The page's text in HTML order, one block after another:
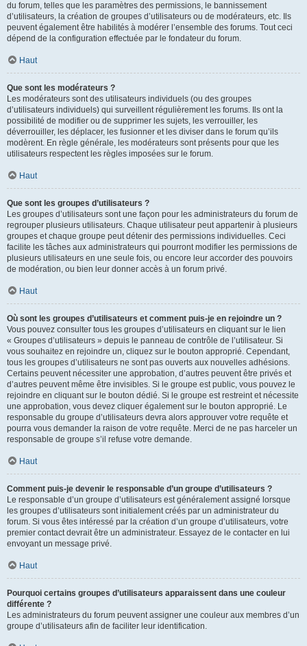
du forum, telles que les paramètres des permissions, le bannissement
d’utilisateurs, la création de groupes d’utilisateurs ou de modérateurs, etc. Ils
peuvent également être habilités à modérer l’ensemble des forums. Tout ceci
dépend de la configuration effectuée par le fondateur du forum.
Haut
Que sont les modérateurs ?
Les modérateurs sont des utilisateurs individuels (ou des groupes
d’utilisateurs individuels) qui surveillent régulièrement les forums. Ils ont la
possibilité de modifier ou de supprimer les sujets, les verrouiller, les
déverrouiller, les déplacer, les fusionner et les diviser dans le forum qu’ils
modèrent. En règle générale, les modérateurs sont présents pour que les
utilisateurs respectent les règles imposées sur le forum.
Haut
Que sont les groupes d’utilisateurs ?
Les groupes d’utilisateurs sont une façon pour les administrateurs du forum de
regrouper plusieurs utilisateurs. Chaque utilisateur peut appartenir à plusieurs
groupes et chaque groupe peut détenir des permissions individuelles. Ceci
facilite les tâches aux administrateurs qui pourront modifier les permissions de
plusieurs utilisateurs en une seule fois, ou encore leur accorder des pouvoirs
de modération, ou bien leur donner accès à un forum privé.
Haut
Où sont les groupes d’utilisateurs et comment puis-je en rejoindre un ?
Vous pouvez consulter tous les groupes d’utilisateurs en cliquant sur le lien
« Groupes d’utilisateurs » depuis le panneau de contrôle de l’utilisateur. Si
vous souhaitez en rejoindre un, cliquez sur le bouton approprié. Cependant,
tous les groupes d’utilisateurs ne sont pas ouverts aux nouvelles adhésions.
Certains peuvent nécessiter une approbation, d’autres peuvent être privés et
d’autres peuvent même être invisibles. Si le groupe est public, vous pouvez le
rejoindre en cliquant sur le bouton dédié. Si le groupe est restreint et nécessite
une approbation, vous devez cliquer également sur le bouton approprié. Le
responsable du groupe d’utilisateurs devra alors approuver votre requête et
pourra vous demander la raison de votre requête. Merci de ne pas harceler un
responsable de groupe s’il refuse votre demande.
Haut
Comment puis-je devenir le responsable d’un groupe d’utilisateurs ?
Le responsable d’un groupe d’utilisateurs est généralement assigné lorsque
les groupes d’utilisateurs sont initialement créés par un administrateur du
forum. Si vous êtes intéressé par la création d’un groupe d’utilisateurs, votre
premier contact devrait être un administrateur. Essayez de le contacter en lui
envoyant un message privé.
Haut
Pourquoi certains groupes d’utilisateurs apparaissent dans une couleur
différente ?
Les administrateurs du forum peuvent assigner une couleur aux membres d’un
groupe d’utilisateurs afin de faciliter leur identification.